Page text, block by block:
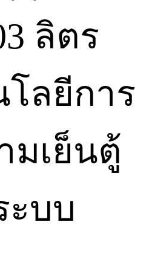
ลิตร
โลยีการ
มเย็นตู้
ะบบ